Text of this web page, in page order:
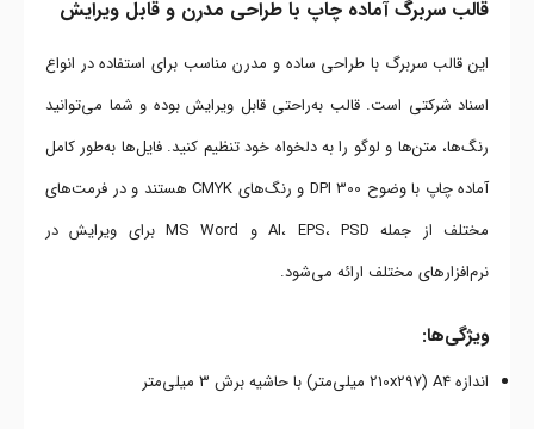
قالب سربرگ آماده چاپ با طراحی مدرن و قابل ویرایش
این قالب سربرگ با طراحی ساده و مدرن مناسب برای استفاده در انواع
اسناد شرکتی است. قالب به‌راحتی قابل ویرایش بوده و شما می‌توانید
رنگ‌ها، متن‌ها و لوگو را به دلخواه خود تنظیم کنید. فایل‌ها به‌طور کامل
آماده چاپ با وضوح 300 DPI و رنگ‌های CMYK هستند و در فرمت‌های
مختلف از جمله AI، EPS، PSD و MS Word برای ویرایش در
نرم‌افزارهای مختلف ارائه می‌شود.
ویژگی‌ها:
اندازه A4 (210x297 میلی‌متر) با حاشیه برش 3 میلی‌متر